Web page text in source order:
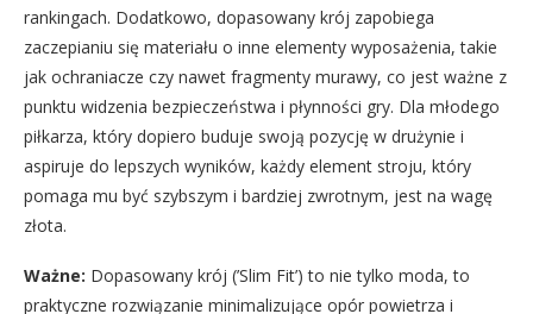
rankingach. Dodatkowo, dopasowany krój zapobiega
zaczepianiu się materiału o inne elementy wyposażenia, takie
jak ochraniacze czy nawet fragmenty murawy, co jest ważne z
punktu widzenia bezpieczeństwa i płynności gry. Dla młodego
piłkarza, który dopiero buduje swoją pozycję w drużynie i
aspiruje do lepszych wyników, każdy element stroju, który
pomaga mu być szybszym i bardziej zwrotnym, jest na wagę
złota.
Ważne: Dopasowany krój (’Slim Fit’) to nie tylko moda, to
praktyczne rozwiązanie minimalizujące opór powietrza i